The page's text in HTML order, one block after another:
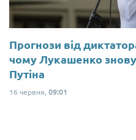
Прогнози від
чому Лукашенко
Путіна
16 червня, 09:01